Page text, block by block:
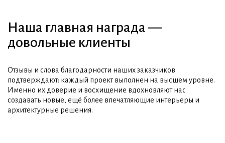
Наша главная награда —
довольные клиенты
Отзывы и слова благодарности наших заказчиков
подтверждают: каждый проект выполнен на высшем уровне.
Именно их доверие и восхищение вдохновляют нас
создавать новые, ещё более впечатляющие интерьеры и
архитектурные решения.